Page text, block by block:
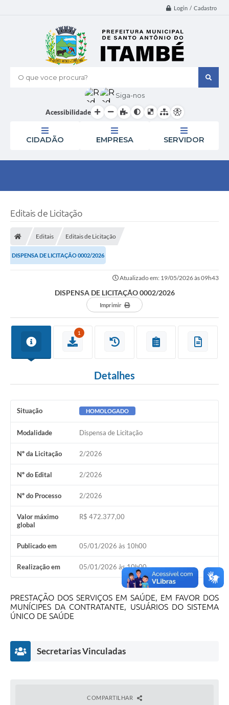
Login / Cadastro
O que voce procura?
Siga-nos
Acessibilidade
CIDADÃO EMPRESA SERVIDOR
Editais de Licitação
Editais Editais de Licitação
DISPENSA DE LICITAÇÃO 0002/2026
Atualizado em: 19/05/2026 às 09h43
DISPENSA DE LICITAÇÃO 0002/2026
Imprimir
1
Detalhes
Situação HOMOLOGADO
Modalidade Dispensa de Licitação
Nº da Licitação 2/2026
Nº do Edital 2/2026
Nº do Processo 2/2026
Valor máximo
global
R$ 472.377,00
Publicado em 05/01/2026 às 10h00
Realização em 05/01/2026 às 10h00
PRESTAÇÃO DOS SERVIÇOS EM SAÚDE, EM FAVOR DOS
MUNÍCIPES DA CONTRATANTE, USUÁRIOS DO SISTEMA
ÚNICO DE SAÚDE
Secretarias Vinculadas
COMPARTILHAR